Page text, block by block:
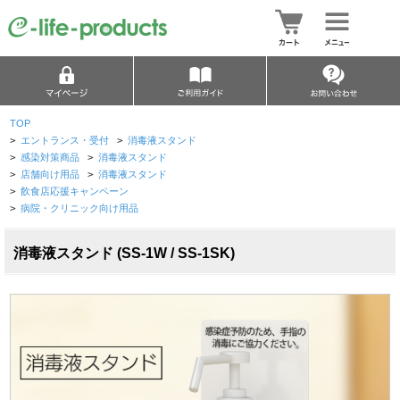
TOP
> エントランス・受付 > 消毒液スタンド
> 感染対策商品 > 消毒液スタンド
> 店舗向け用品 > 消毒液スタンド
> 飲食店応援キャンペーン
> 病院・クリニック向け用品
消毒液スタンド (SS-1W / SS-1SK)